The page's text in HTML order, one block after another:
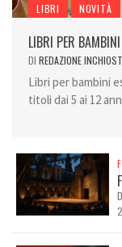
LIBRI NOVITÀ
LIBRI PER
DI REDAZIONE
Libri per bambini
titoli dai 5 ai 12